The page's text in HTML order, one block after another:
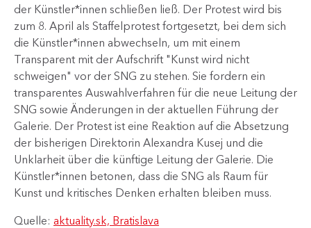
der Künstler*innen schließen ließ. Der Protest wird bis
zum 8. April als Staffelprotest fortgesetzt, bei dem sich
die Künstler*innen abwechseln, um mit einem
Transparent mit der Aufschrift "Kunst wird nicht
schweigen" vor der SNG zu stehen. Sie fordern ein
transparentes Auswahlverfahren für die neue Leitung der
SNG sowie Änderungen in der aktuellen Führung der
Galerie. Der Protest ist eine Reaktion auf die Absetzung
der bisherigen Direktorin Alexandra Kusej und die
Unklarheit über die künftige Leitung der Galerie. Die
Künstler*innen betonen, dass die SNG als Raum für
Kunst und kritisches Denken erhalten bleiben muss.
Quelle: aktuality.sk, Bratislava